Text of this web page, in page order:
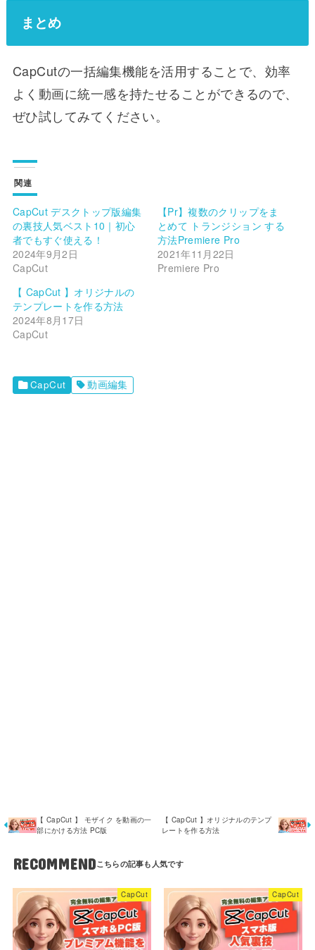
まとめ
CapCutの一括編集機能を活用することで、効率
よく動画に統一感を持たせることができるので、
ぜひ試してみてください。
関連
CapCut デスクトップ版編集
の裏技人気ベスト10｜初心
者でもすぐ使える！
2024年9月2日
CapCut
【Pr】複数のクリップをま
とめて トランジション する
方法Premiere Pro
2021年11月22日
Premiere Pro
【 CapCut 】オリジナルの
テンプレートを作る方法
2024年8月17日
CapCut
CapCut 動画編集
【 CapCut 】 モザイク を動画の一
部にかける方法 PC版
【 CapCut 】オリジナルのテンプ
レートを作る方法
RECOMMEND
CapCut CapCut